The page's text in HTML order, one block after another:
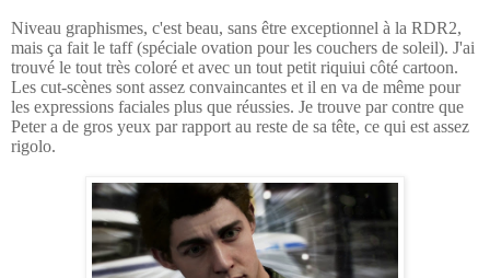
Niveau graphismes, c'est beau, sans être exceptionnel à la RDR2,
mais ça fait le taff (spéciale ovation pour les couchers de soleil). J'ai
trouvé le tout très coloré et avec un tout petit riquiui côté cartoon.
Les cut-scènes sont assez convaincantes et il en va de même pour
les expressions faciales plus que réussies. Je trouve par contre que
Peter a de gros yeux par rapport au reste de sa tête, ce qui est assez
rigolo.